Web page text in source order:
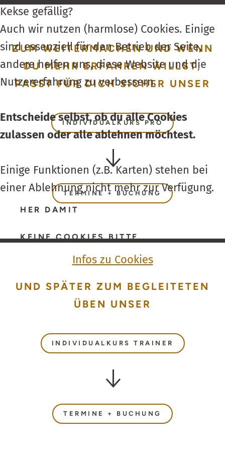
ZUM WEITERMACHEN UND WENN
DU MEHR ERFAHREN WILLST,
PASST FÜR DICH SICHER UNSER
INDIVIDUALKURS PRO
TERMINE + BUCHUNG
UND SPÄTER ZUM BEGLEITETEN
ÜBEN UNSER
INDIVIDUALKURS TRAINER
TERMINE + BUCHUNG
Kekse gefällig?
Auch wir nutzen (harmlose) Cookies. Einige
sind essenziell für den Betrieb der Seite,
andere helfen uns, diese Website und die
Nutzer­erfahrung zu verbessern.
Entscheide selbst, ob du alle Cookies
zulassen oder alle ablehnen möchtest.
Einige Funktionen (z.B. Karten) stehen bei
einer Ablehnung nicht mehr zur Verfügung.
HER DAMIT
KEINE COOKIES BITTE
Infos zu Cookies